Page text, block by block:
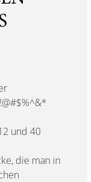
und 40
die man in